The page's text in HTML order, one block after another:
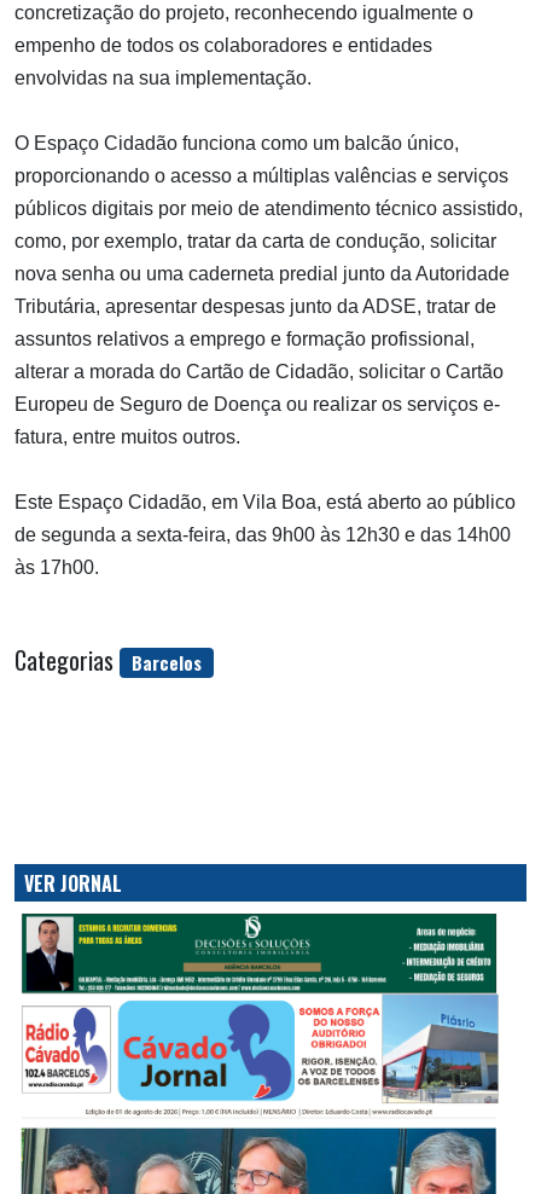
concretização do projeto, reconhecendo igualmente o
empenho de todos os colaboradores e entidades
envolvidas na sua implementação.
O Espaço Cidadão funciona como um balcão único,
proporcionando o acesso a múltiplas valências e serviços
públicos digitais por meio de atendimento técnico assistido,
como, por exemplo, tratar da carta de condução, solicitar
nova senha ou uma caderneta predial junto da Autoridade
Tributária, apresentar despesas junto da ADSE, tratar de
assuntos relativos a emprego e formação profissional,
alterar a morada do Cartão de Cidadão, solicitar o Cartão
Europeu de Seguro de Doença ou realizar os serviços e-
fatura, entre muitos outros.
Este Espaço Cidadão, em Vila Boa, está aberto ao público
de segunda a sexta-feira, das 9h00 às 12h30 e das 14h00
às 17h00.
Categorias Barcelos
VER JORNAL